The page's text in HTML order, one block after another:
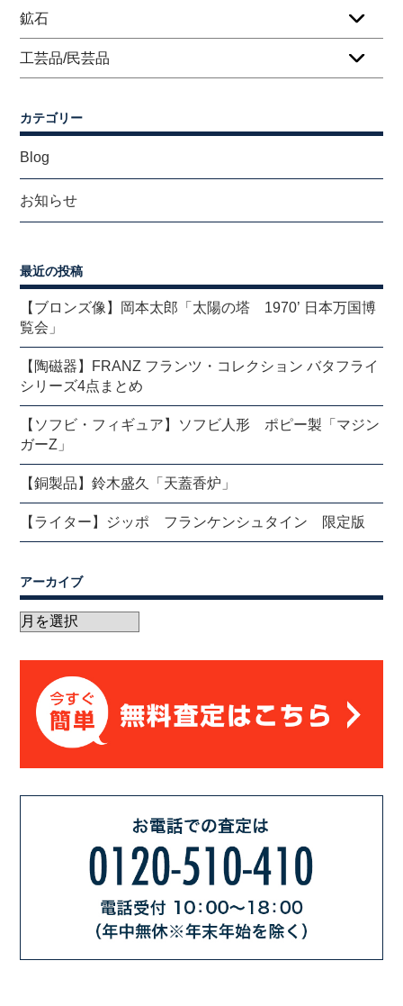
鉱石
工芸品/民芸品
カテゴリー
Blog
お知らせ
最近の投稿
【ブロンズ像】岡本太郎「太陽の塔 1970’ 日本万国博
覧会」
【陶磁器】FRANZ フランツ・コレクション バタフライ
シリーズ4点まとめ
【ソフビ・フィギュア】ソフビ人形 ポピー製「マジン
ガーZ」
【銅製品】鈴木盛久「天蓋香炉」
【ライター】ジッポ フランケンシュタイン 限定版
アーカイブ